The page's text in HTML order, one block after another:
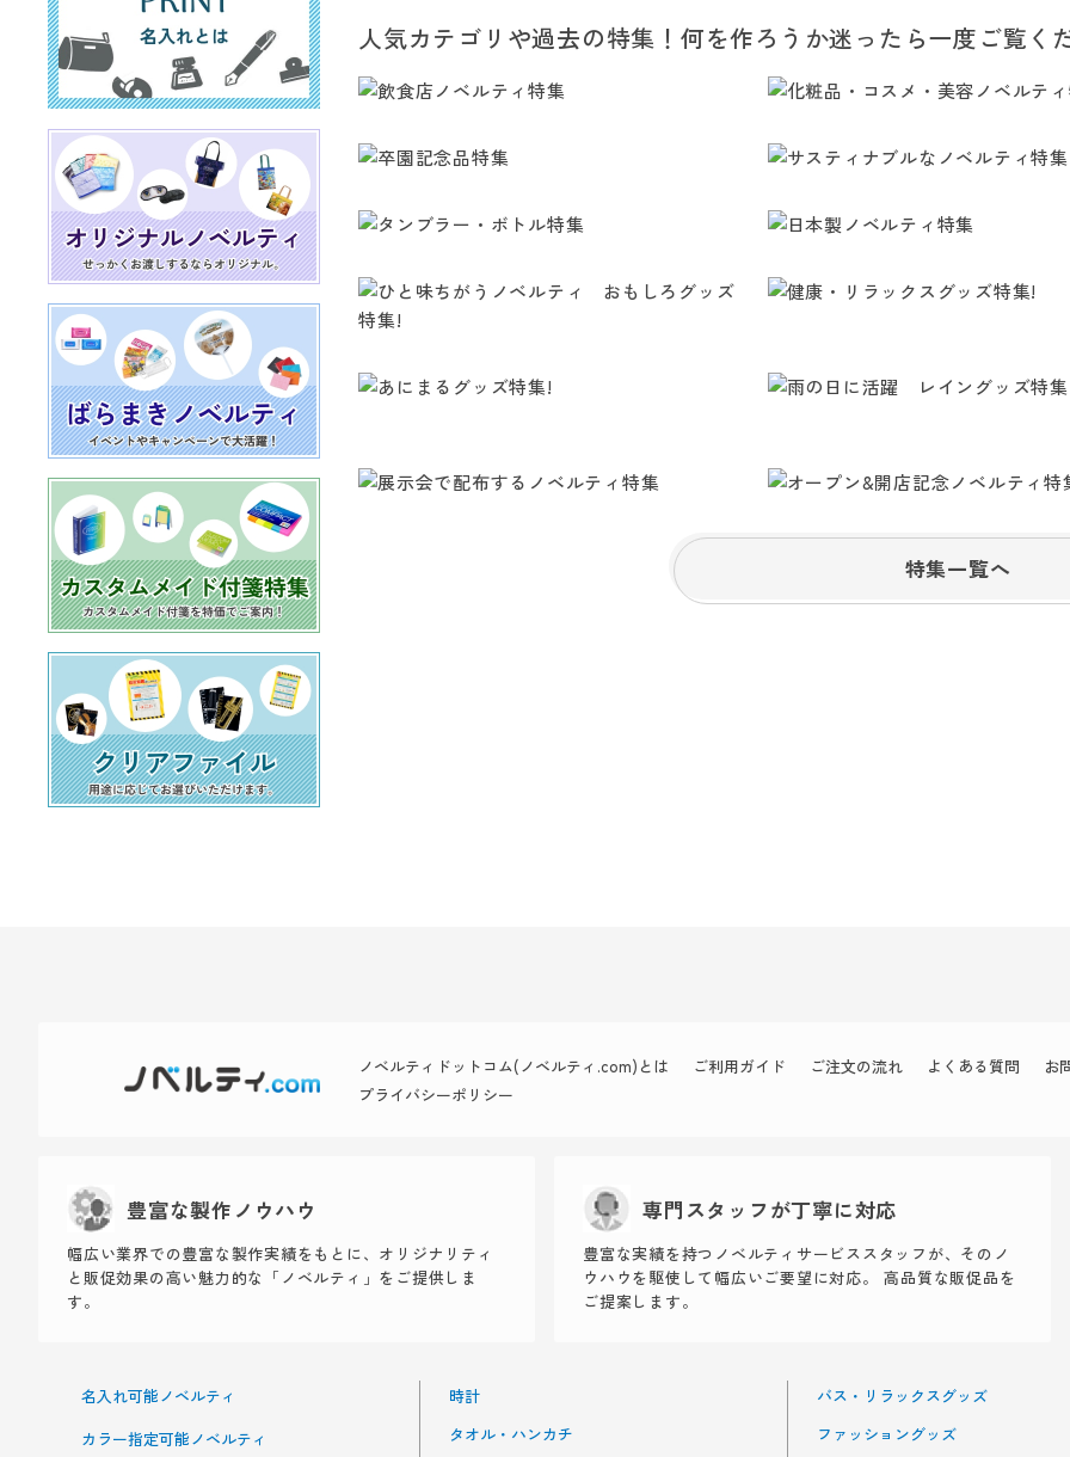
人気カテゴリや過去の特集！何を作ろうか迷ったら一度ご覧く
特集一覧へ
ノベルティドットコム(ノベルティ.com)とは ご利用ガイド ご注文の流れ よくある質問
お
プライバシーポリシー
豊富な製作ノウハウ
幅広い業界での豊富な製作実績をもとに、オリジナリティ
と販促効果の高い魅力的な「ノベルティ」をご提供しま
す。
専門スタッフが丁寧に対応
豊富な実績を持つノベルティサービススタッフが、そのノ
ウハウを駆使して幅広いご要望に対応。 高品質な販促品を
ご提案します。
名入れ可能ノベルティ
カラー指定可能ノベルティ
時計
タオル・ハンカチ
バス・リラックスグッズ
ファッショングッズ